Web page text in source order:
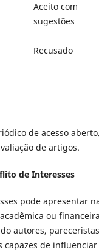
Aceito com
sugestões
Recusado
de acesso
de artigos.
de Interesses
pode apresentar
ou
autores,
capazes de